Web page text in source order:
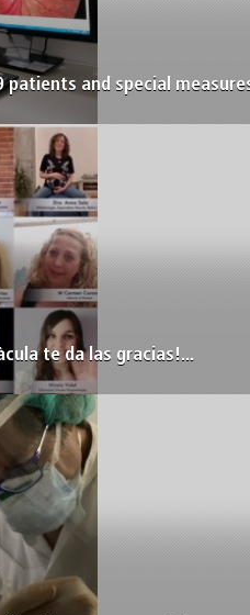
patients and special
te da las gracias!...